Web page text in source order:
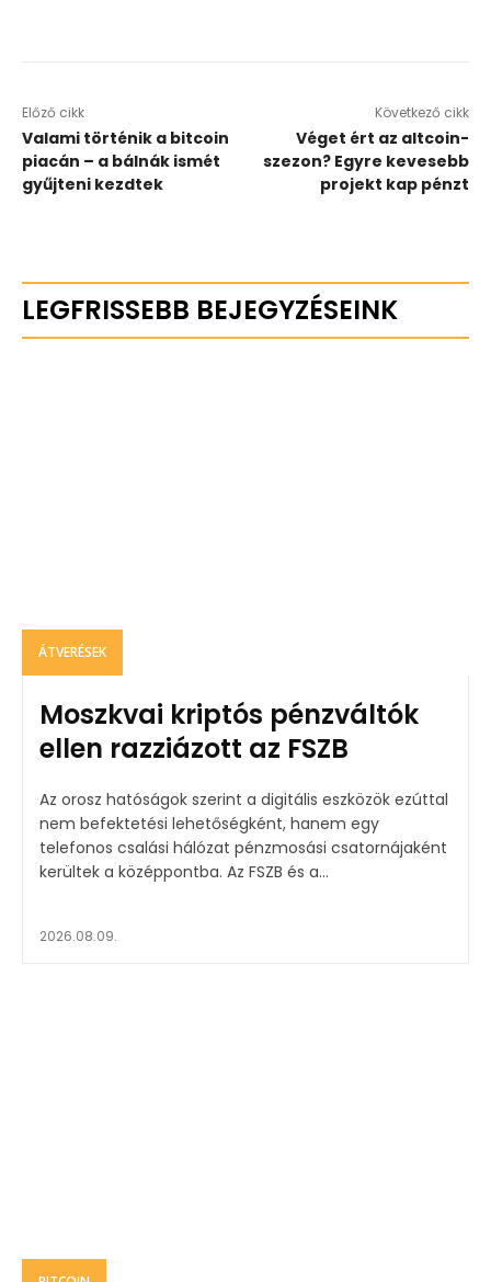
Előző cikk
Valami történik a bitcoin
piacán – a bálnák ismét
gyűjteni kezdtek
Következő cikk
Véget ért az altcoin-
szezon? Egyre kevesebb
projekt kap pénzt
LEGFRISSEBB BEJEGYZÉSEINK
ÁTVERÉSEK
Moszkvai kriptós pénzváltók
ellen razziázott az FSZB
Az orosz hatóságok szerint a digitális eszközök ezúttal
nem befektetési lehetőségként, hanem egy
telefonos csalási hálózat pénzmosási csatornájaként
kerültek a középpontba. Az FSZB és a...
2026.08.09.